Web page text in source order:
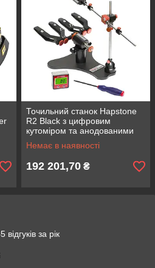
Точильний станок Hapstone
R2 Black з цифровим
кутоміром та анодованими
затискачами з алюмінію
Немає в наявності
192 201,70 ₴
за рік